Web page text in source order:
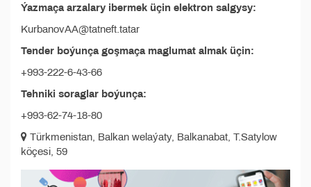
Ýazmaça arzalary ibermek üçin elektron salgysy:
KurbanovAA@tatneft.tatar
Tender boýunça goşmaça maglumat almak üçin:
+993-222-6-43-66
Tehniki soraglar boýunça:
+993-62-74-18-80
Türkmenistan, Balkan welaýaty, Balkanabat, T.Satylow
köçesi, 59